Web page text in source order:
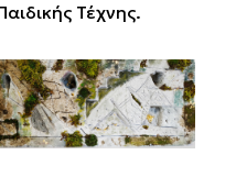
Τέχνης.